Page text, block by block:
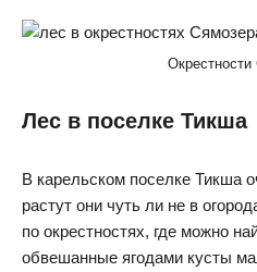
Лес в поселке Тикша
В карельском поселке Тикша
растут они чуть ли не в
по окрестностях, где можно
обвешанные ягодами кусты